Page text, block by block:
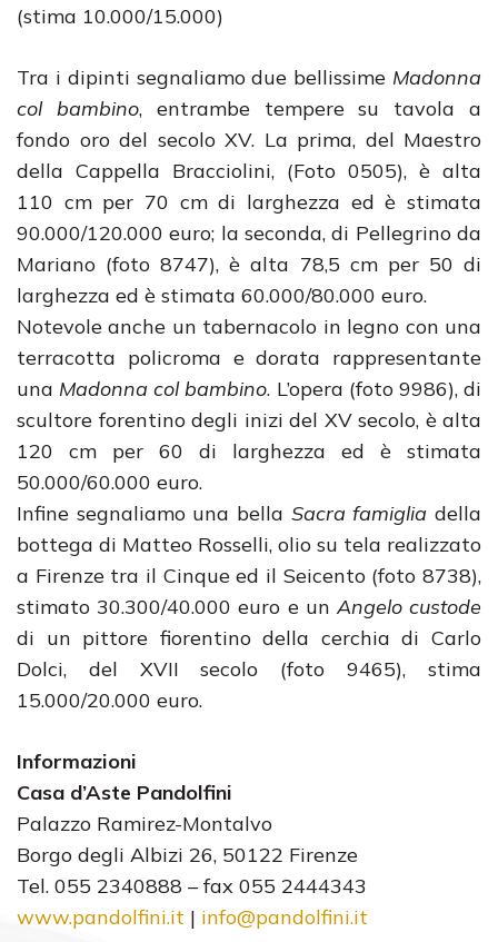
(stima 10.000/15.000)
Tra i dipinti segnaliamo due bellissime Madonna
col bambino, entrambe tempere su tavola a
fondo oro del secolo XV. La prima, del Maestro
della Cappella Bracciolini, (Foto 0505), è alta
110 cm per 70 cm di larghezza ed è stimata
90.000/120.000 euro; la seconda, di Pellegrino da
Mariano (foto 8747), è alta 78,5 cm per 50 di
larghezza ed è stimata 60.000/80.000 euro.
Notevole anche un tabernacolo in legno con una
terracotta policroma e dorata rappresentante
una Madonna col bambino. L’opera (foto 9986), di
scultore forentino degli inizi del XV secolo, è alta
120 cm per 60 di larghezza ed è stimata
50.000/60.000 euro.
Infine segnaliamo una bella Sacra famiglia della
bottega di Matteo Rosselli, olio su tela realizzato
a Firenze tra il Cinque ed il Seicento (foto 8738),
stimato 30.300/40.000 euro e un Angelo custode
di un pittore fiorentino della cerchia di Carlo
Dolci, del XVII secolo (foto 9465), stima
15.000/20.000 euro.
Informazioni
Casa d’Aste Pandolfini
Palazzo Ramirez-Montalvo
Borgo degli Albizi 26, 50122 Firenze
Tel. 055 2340888 – fax 055 2444343
www.pandolfini.it | info@pandolfini.it